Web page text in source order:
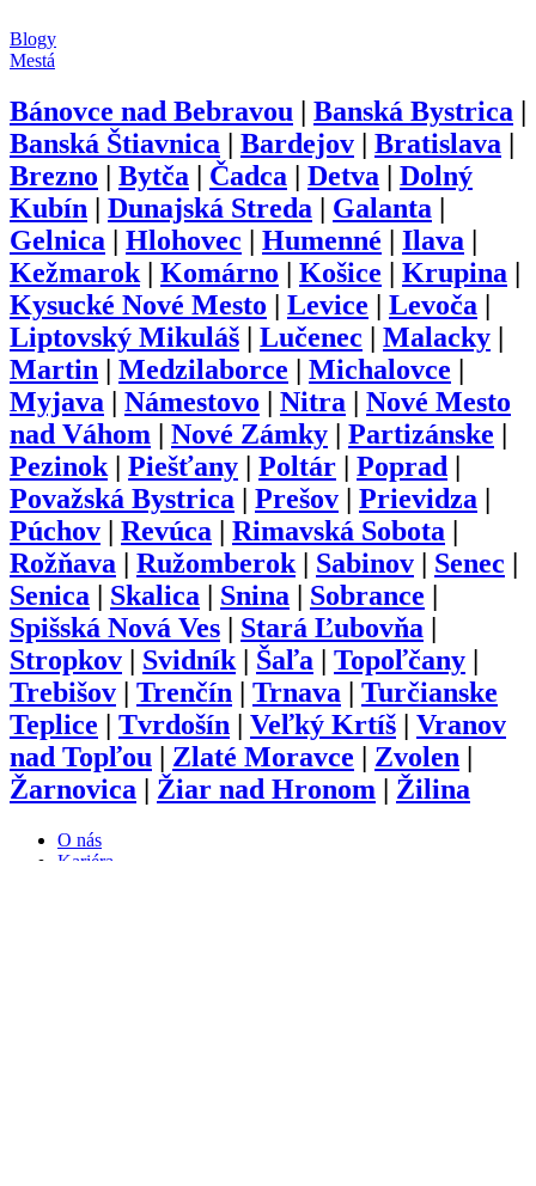
Blogy
Mestá
Bánovce nad Bebravou | Banská Bystrica |
Banská Štiavnica | Bardejov | Bratislava |
Brezno | Bytča | Čadca | Detva | Dolný
Kubín | Dunajská Streda | Galanta |
Gelnica | Hlohovec | Humenné | Ilava |
Kežmarok | Komárno | Košice | Krupina |
Kysucké Nové Mesto | Levice | Levoča |
Liptovský Mikuláš | Lučenec | Malacky |
Martin | Medzilaborce | Michalovce |
Myjava | Námestovo | Nitra | Nové Mesto
nad Váhom | Nové Zámky | Partizánske |
Pezinok | Piešťany | Poltár | Poprad |
Považská Bystrica | Prešov | Prievidza |
Púchov | Revúca | Rimavská Sobota |
Rožňava | Ružomberok | Sabinov | Senec |
Senica | Skalica | Snina | Sobrance |
Spišská Nová Ves | Stará Ľubovňa |
Stropkov | Svidník | Šaľa | Topoľčany |
Trebišov | Trenčín | Trnava | Turčianske
Teplice | Tvrdošín | Veľký Krtíš | Vranov
nad Topľou | Zlaté Moravce | Zvolen |
Žarnovica | Žiar nad Hronom | Žilina
O nás
Kariéra